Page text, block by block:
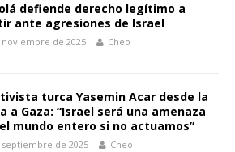
defiende derecho legítimo a
ante agresiones de Israel
noviembre de 2025 Cheo
turca Yasemin Acar desde la
a Gaza: “Israel será una amenaza
mundo entero si no actuamos”
septiembre de 2025 Cheo